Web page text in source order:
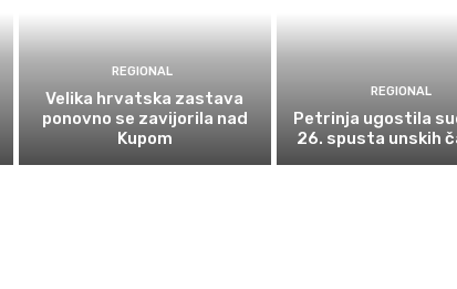
REGIONAL
Velika hrvatska zastava
ponovno se zavijorila nad
Kupom
REGIONAL
Petrinja ugostila
26. spusta unskih